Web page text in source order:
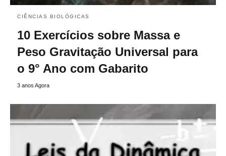
CIÊNCIAS BIOLÓGICAS
10 Exercícios sobre Massa e
Peso Gravitação Universal para
o 9° Ano com Gabarito
3 anos Agora